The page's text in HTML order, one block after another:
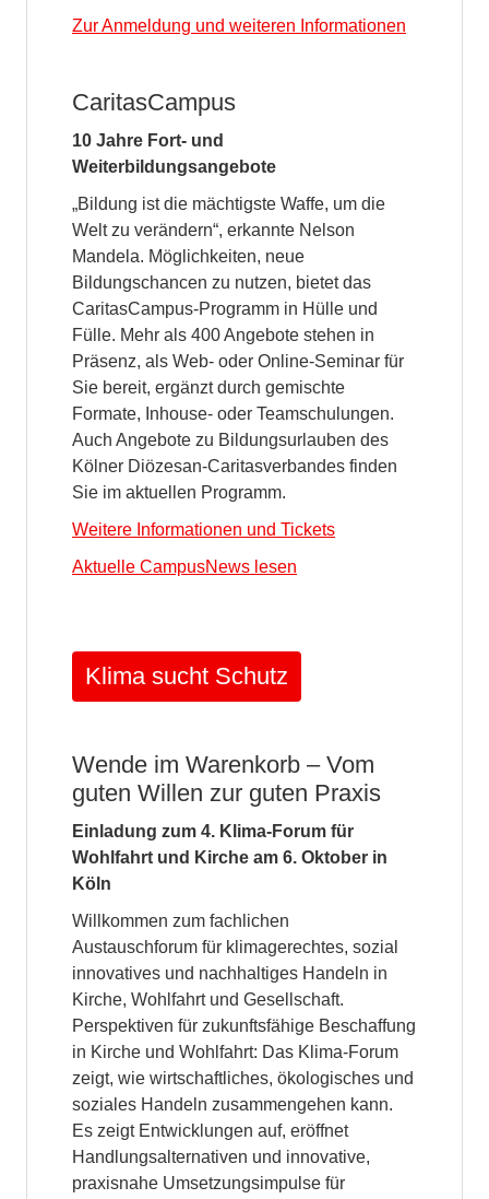
Zur Anmeldung und weiteren Informationen
CaritasCampus
10 Jahre Fort- und
Weiterbildungsangebote
„Bildung ist die mächtigste Waffe, um die
Welt zu verändern“, erkannte Nelson
Mandela. Möglichkeiten, neue
Bildungschancen zu nutzen, bietet das
CaritasCampus-Programm in Hülle und
Fülle. Mehr als 400 Angebote stehen in
Präsenz, als Web- oder Online-Seminar für
Sie bereit, ergänzt durch gemischte
Formate, Inhouse- oder Teamschulungen.
Auch Angebote zu Bildungsurlauben des
Kölner Diözesan-Caritasverbandes finden
Sie im aktuellen Programm.
Weitere Informationen und Tickets
Aktuelle CampusNews lesen
Klima sucht Schutz
Wende im Warenkorb – Vom
guten Willen zur guten Praxis
Einladung zum 4. Klima-Forum für
Wohlfahrt und Kirche am 6. Oktober in
Köln
Willkommen zum fachlichen
Austauschforum für klimagerechtes, sozial
innovatives und nachhaltiges Handeln in
Kirche, Wohlfahrt und Gesellschaft.
Perspektiven für zukunftsfähige Beschaffung
in Kirche und Wohlfahrt: Das Klima-Forum
zeigt, wie wirtschaftliches, ökologisches und
soziales Handeln zusammengehen kann.
Es zeigt Entwicklungen auf, eröffnet
Handlungsalternativen und innovative,
praxisnahe Umsetzungsimpulse für